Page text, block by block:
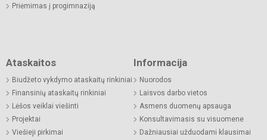
Priėmimas į progimnaziją
Ataskaitos
Biudžeto vykdymo ataskaitų rinkiniai
Finansinių ataskaitų rinkiniai
Lėšos veiklai viešinti
Projektai
Viešieji pirkimai
Informacija
Nuorodos
Laisvos darbo vietos
Asmens duomenų apsauga
Konsultavimasis su visuomene
Dažniausiai užduodami klausimai